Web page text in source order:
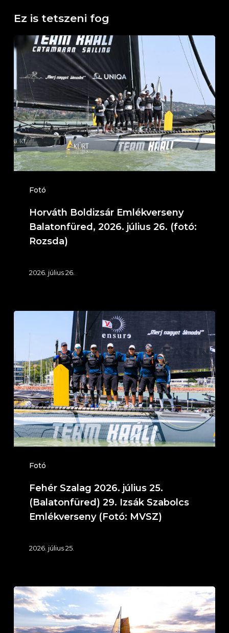
Ez is tetszeni fog
Fotó
Horváth
Boldizsár
Emlékverseny
Balatonfüred,
2026.
július
26.
(fotó:
Rozsda)
Horváth Boldizsár Emlékverseny
Balatonfüred, 2026. július 26. (fotó:
Rozsda)
2026. július 26.
Fotó
2026.
július
25.
(Balatonfüred)
29.
Izsák
Szabolcs
Emlékverseny
(Fotó:
MVSZ)
Fehér Szalag 2026. július 25.
(Balatonfüred) 29. Izsák Szabolcs
Emlékverseny (Fotó: MVSZ)
2026. július 25.
IT
KLIMA
Service